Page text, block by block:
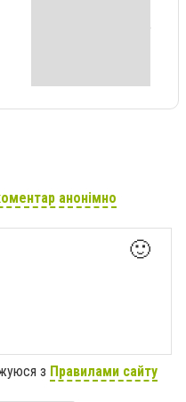
анонімно
🙂
з Правилами сайту